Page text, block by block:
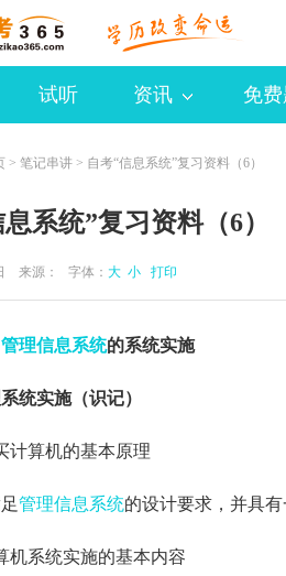
试听 资讯 免
> 笔记串讲 > 自考“信息系统”复习资料（6）
系统”复习资料（6）
来源： 字体： 大 小 打印
管理信息系统的系统实施
实施（识记）
算机的基本原理
管理信息系统的设计要求，并具
系统实施的基本内容